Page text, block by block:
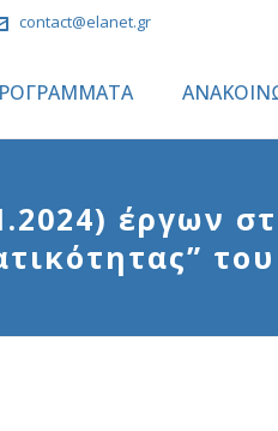
contact@elanet.gr
έργων